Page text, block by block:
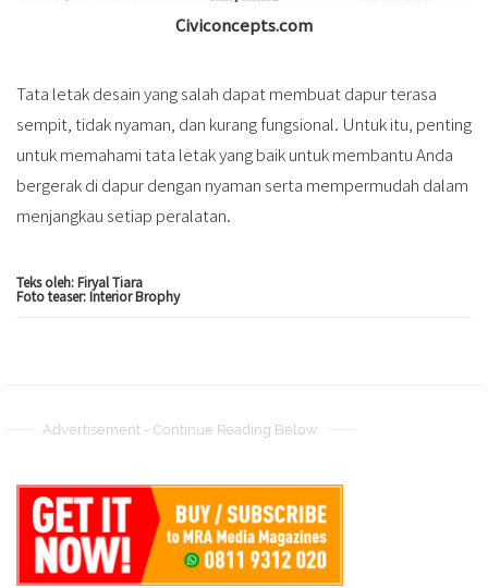
Civiconcepts.com
Tata letak desain yang salah dapat membuat dapur terasa
sempit, tidak nyaman, dan kurang fungsional. Untuk itu, penting
untuk memahami tata letak yang baik untuk membantu Anda
bergerak di dapur dengan nyaman serta mempermudah dalam
menjangkau setiap peralatan.
Teks oleh: Firyal Tiara
Foto teaser: Interior Brophy
Advertisement - Continue Reading Below